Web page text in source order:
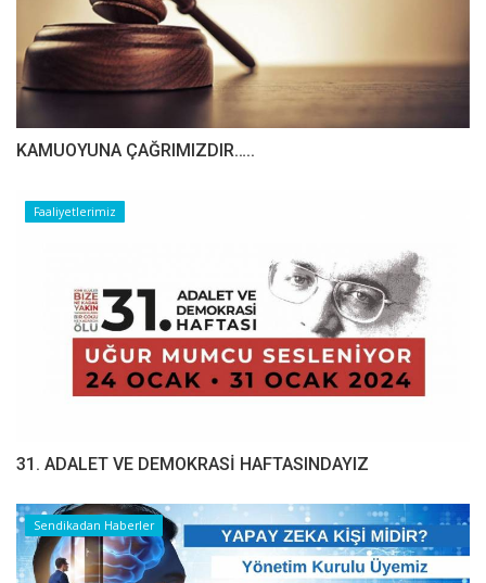
​​​​​​​KAMUOYUNA ÇAĞRIMIZDIR…..
Faaliyetlerimiz
31. ADALET VE DEMOKRASİ HAFTASINDAYIZ
Sendikadan Haberler